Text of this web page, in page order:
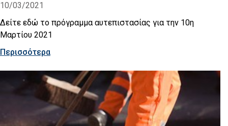
10/03/2021
Δείτε εδώ το πρόγραμμα αυτεπιστασίας για την 10η
Μαρτίου 2021
Περισσότερα